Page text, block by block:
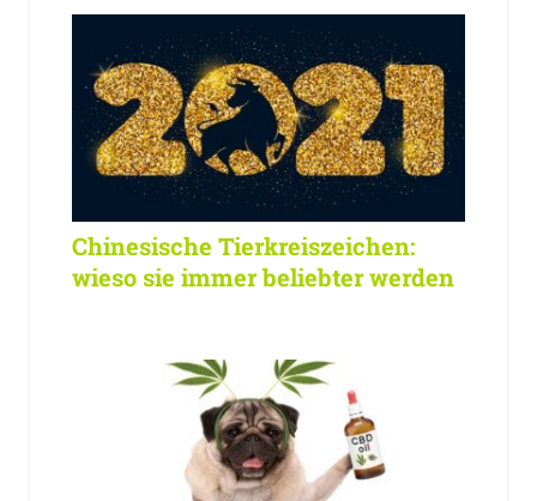
Chinesische Tierkreiszeichen:
wieso sie immer beliebter werden